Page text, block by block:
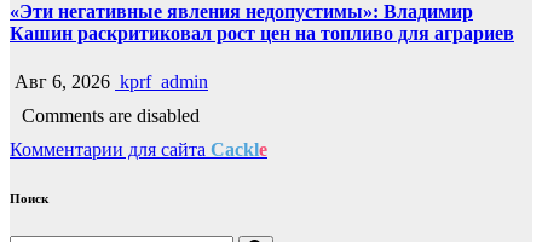
«Эти негативные явления недопустимы»: Владимир
Кашин раскритиковал рост цен на топливо для аграриев
Авг 6, 2026 kprf_admin
Comments are disabled
Комментарии для сайта Cackle
Поиск